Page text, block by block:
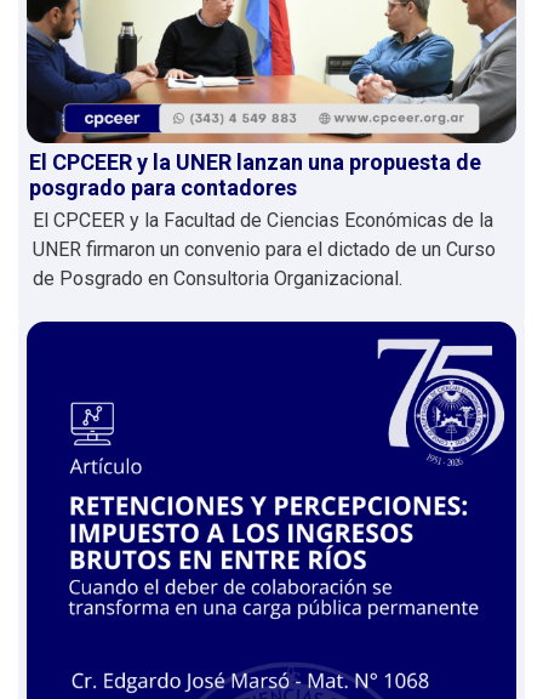
El CPCEER y la UNER lanzan una propuesta de
posgrado para contadores
El CPCEER y la Facultad de Ciencias Económicas de la
UNER firmaron un convenio para el dictado de un Curso
de Posgrado en Consultoria Organizacional.